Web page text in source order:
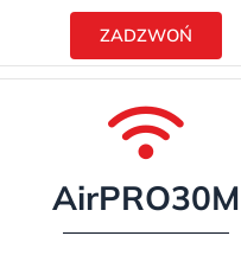
ZADZWOŃ
AirPRO30M